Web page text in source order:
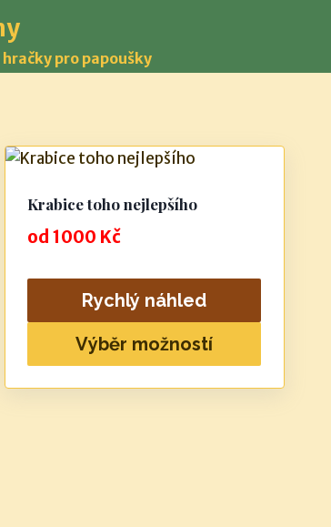
pro papoušky
Krabice toho nejlepšího
od1000 Kč
Rychlý náhled
Výběr možností